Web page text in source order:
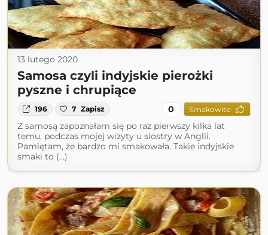
13 lutego 2020
Samosa czyli indyjskie pierożki
pyszne i chrupiące
196 7 Zapisz 0 Smakowite
Z samosą zapoznałam się po raz pierwszy kilka lat
temu, podczas mojej wizyty u siostry w Anglii.
Pamiętam, że bardzo mi smakowała. Takie indyjskie
smaki to (...)